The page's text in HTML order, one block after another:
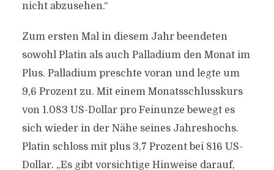
nicht abzusehen.“
Zum ersten Mal in diesem Jahr beendeten
sowohl Platin als auch Palladium den Monat im
Plus. Palladium preschte voran und legte um
9,6 Prozent zu. Mit einem Monatsschlusskurs
von 1.083 US-Dollar pro Feinunze bewegt es
sich wieder in der Nähe seines Jahreshochs.
Platin schloss mit plus 3,7 Prozent bei 816 US-
Dollar. „Es gibt vorsichtige Hinweise darauf,